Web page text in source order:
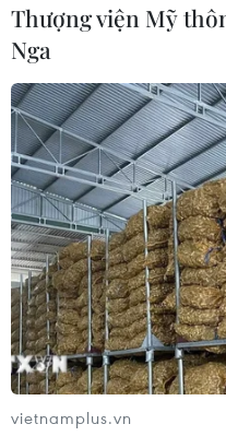
Thượng viện Mỹ
Nga
vietnamplus.vn